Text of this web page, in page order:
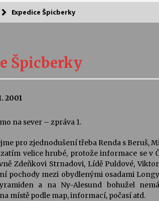
Camerata a Sukuba Ensemble
4. 8. 2026
Pozvánka na integrační festival
Quijotova šedesátka: 28. 7.–1. 8.
28. 7. 2026
Letní koncerty ve Stromovce: Rufus
Miller
22. 7. 2026
Za kulturou kousek za Humpolec. V
Želivě ožije odkaz Josefa Čapka
Expedice Špicberky
Špicberky
2001
na sever – zpráva 1.
pro zjednodušení třeba Renda s Beruš,
velice hrubé, protože informace se v
Zdeňkovi Strnadovi, Lídě Puldové,
pochody mezi obydlenými osadami
a na Ny-Alesund bohužel
místě podle map, informací, počasí atd.